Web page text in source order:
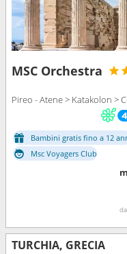
MSC Orchestra
Pireo - Atene > Katakolon >
Bambini gratis fino a 12
Msc Voyagers Club
da
TURCHIA, GRECIA